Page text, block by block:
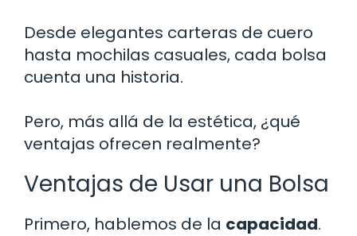
Desde elegantes carteras de cuero
hasta mochilas casuales, cada bolsa
cuenta una historia.
Pero, más allá de la estética, ¿qué
ventajas ofrecen realmente?
Ventajas de Usar una Bolsa
Primero, hablemos de la capacidad.